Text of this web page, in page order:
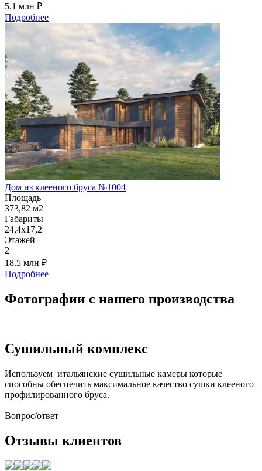
5.1 млн ₽
Подробнее
Дом из клееного бруса №1004
Площадь
373,82 м2
Габариты
24,4х17,2
Этажей
2
18.5 млн ₽
Подробнее
Фотографии с нашего производства
Сушильный комплекс
Используем итальянские сушильные камеры которые
способны обеспечить максимальное качество сушки клееного
профилированного бруса.
Вопрос/ответ
Отзывы клиентов